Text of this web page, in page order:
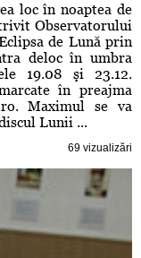
loc în noaptea de
Observatorului
de Lună prin
deloc în umbra
19.08 şi 23.12.
în preajma
Maximul se va
Lunii ...
69 vizualizări